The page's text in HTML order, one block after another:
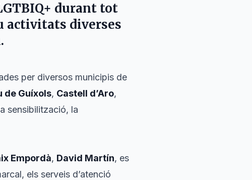
durant tot
activitats diverses
per diversos municipis de
de Guíxols, Castell d’Aro,
sensibilització, la
Empordà, David Martín, es
els serveis d’atenció